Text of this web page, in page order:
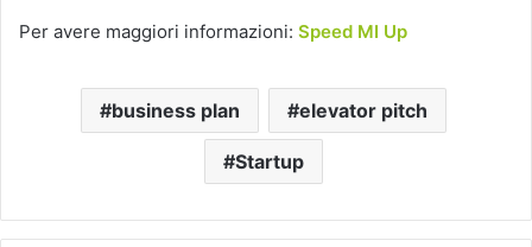
Per avere maggiori informazioni: Speed MI Up
business plan elevator pitch
Startup